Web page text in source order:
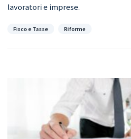
lavoratori e imprese.
Categorie
Fisco e Tasse Riforme